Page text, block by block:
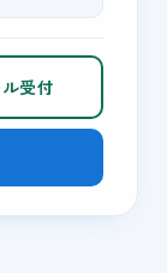
受付